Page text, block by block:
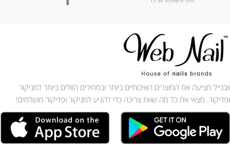
וובנייל מציעה את המוצרים האיכותיים ביותר ובמחירים הזולים ביותר למניקור
ופדיקור. מצאי את כל מה שאת צריכה כדי להגיע למניקור ופדיקור מושלמים!